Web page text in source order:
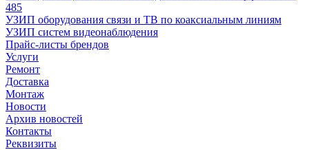
485
УЗИП оборудования связи и ТВ по коаксиальным линиям
УЗИП систем видеонаблюдения
Прайс-листы брендов
Услуги
Ремонт
Доставка
Монтаж
Новости
Архив новостей
Контакты
Реквизиты